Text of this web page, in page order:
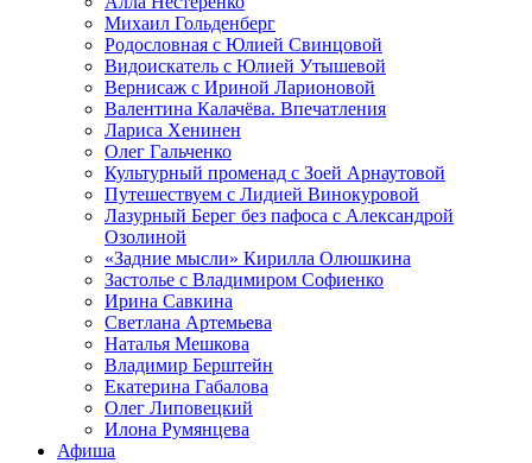
Михаил Гольденберг
Родословная с Юлией Свинцовой
Видоискатель с Юлией Утышевой
Вернисаж с Ириной Ларионовой
Валентина Калачёва. Впечатления
Лариса Хенинен
Олег Гальченко
Культурный променад с Зоей Арнаутовой
Путешествуем с Лидией Винокуровой
Лазурный Берег без пафоса с Александрой
Озолиной
«Задние мысли» Кирилла Олюшкина
Застолье с Владимиром Софиенко
Ирина Савкина
Светлана Артемьева
Наталья Мешкова
Владимир Берштейн
Екатерина Габалова
Олег Липовецкий
Илона Румянцева
Афиша